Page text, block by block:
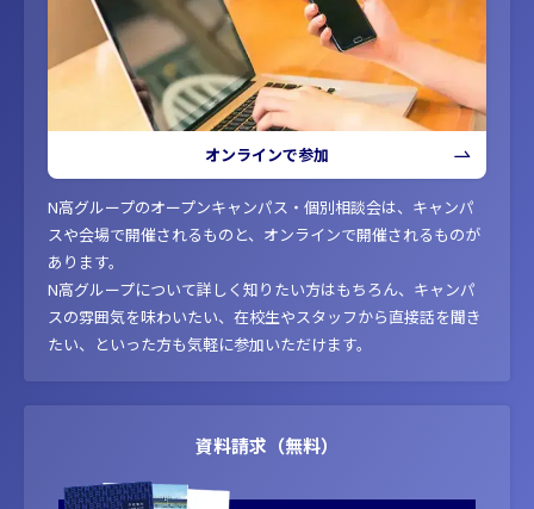
オンラインで参加
N高グループのオープンキャンパス・個別相談会は、キャンパ
スや会場で開催されるものと、オンラインで開催されるものが
あります。
N高グループについて詳しく知りたい方はもちろん、キャンパ
スの雰囲気を味わいたい、在校生やスタッフから直接話を聞き
たい、といった方も気軽に参加いただけます。
資料請求（無料）